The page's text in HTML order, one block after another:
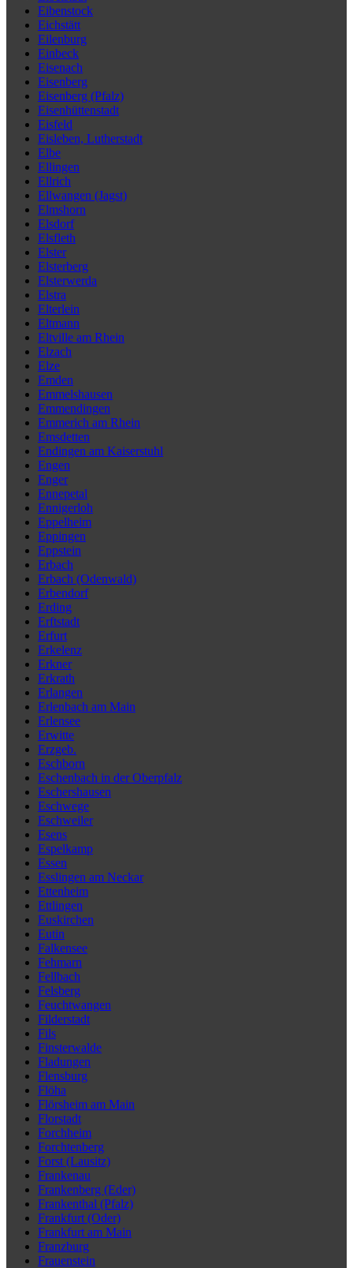
Eibenstock
Eichstätt
Eilenburg
Einbeck
Eisenach
Eisenberg
Eisenberg (Pfalz)
Eisenhüttenstadt
Eisfeld
Eisleben, Lutherstadt
Elbe
Ellingen
Ellrich
Ellwangen (Jagst)
Elmshorn
Elsdorf
Elsfleth
Elster
Elsterberg
Elsterwerda
Elstra
Elterlein
Eltmann
Eltville am Rhein
Elzach
Elze
Emden
Emmelshausen
Emmendingen
Emmerich am Rhein
Emsdetten
Endingen am Kaiserstuhl
Engen
Enger
Ennepetal
Ennigerloh
Eppelheim
Eppingen
Eppstein
Erbach
Erbach (Odenwald)
Erbendorf
Erding
Erftstadt
Erfurt
Erkelenz
Erkner
Erkrath
Erlangen
Erlenbach am Main
Erlensee
Erwitte
Erzgeb.
Eschborn
Eschenbach in der Oberpfalz
Eschershausen
Eschwege
Eschweiler
Esens
Espelkamp
Essen
Esslingen am Neckar
Ettenheim
Ettlingen
Euskirchen
Eutin
Falkensee
Fehmarn
Fellbach
Felsberg
Feuchtwangen
Filderstadt
Fils
Finsterwalde
Fladungen
Flensburg
Flöha
Flörsheim am Main
Florstadt
Forchheim
Forchtenberg
Forst (Lausitz)
Frankenau
Frankenberg (Eder)
Frankenthal (Pfalz)
Frankfurt (Oder)
Frankfurt am Main
Franzburg
Frauenstein